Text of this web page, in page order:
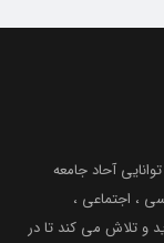
آحاد جامعه
، اجتماعی ،
و تلاش می کند تا در